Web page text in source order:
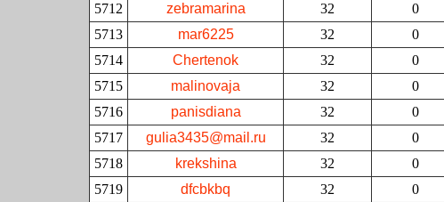
5712
zebramarina 32 0
5713
mar6225 32 0
5714
Chertenok 32 0
5715
malinovaja 32 0
5716
panisdiana 32 0
5717
gulia3435@mail.ru 32 0
5718
krekshina 32 0
5719
dfcbkbq 32 0